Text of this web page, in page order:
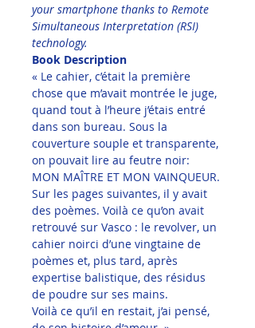
your smartphone thanks to Remote
Simultaneous Interpretation (RSI)
technology.
Book Description
« Le cahier, c’était la première
chose que m’avait montrée le juge,
quand tout à l’heure j’étais entré
dans son bureau. Sous la
couverture souple et transparente,
on pouvait lire au feutre noir:
MON MAÎTRE ET MON VAINQUEUR.
Sur les pages suivantes, il y avait
des poèmes. Voilà ce qu’on avait
retrouvé sur Vasco : le revolver, un
cahier noirci d’une vingtaine de
poèmes et, plus tard, après
expertise balistique, des résidus
de poudre sur ses mains.
Voilà ce qu’il en restait, j’ai pensé,